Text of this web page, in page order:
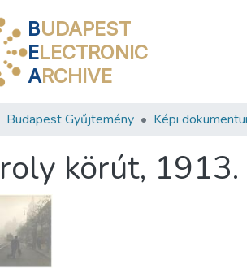
BUDAPEST
ELECTRONIC
ARCHIVE
Budapest Gyűjtemény Képi
körút,